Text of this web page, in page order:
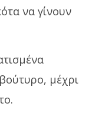
να γίνουν
μέχρι